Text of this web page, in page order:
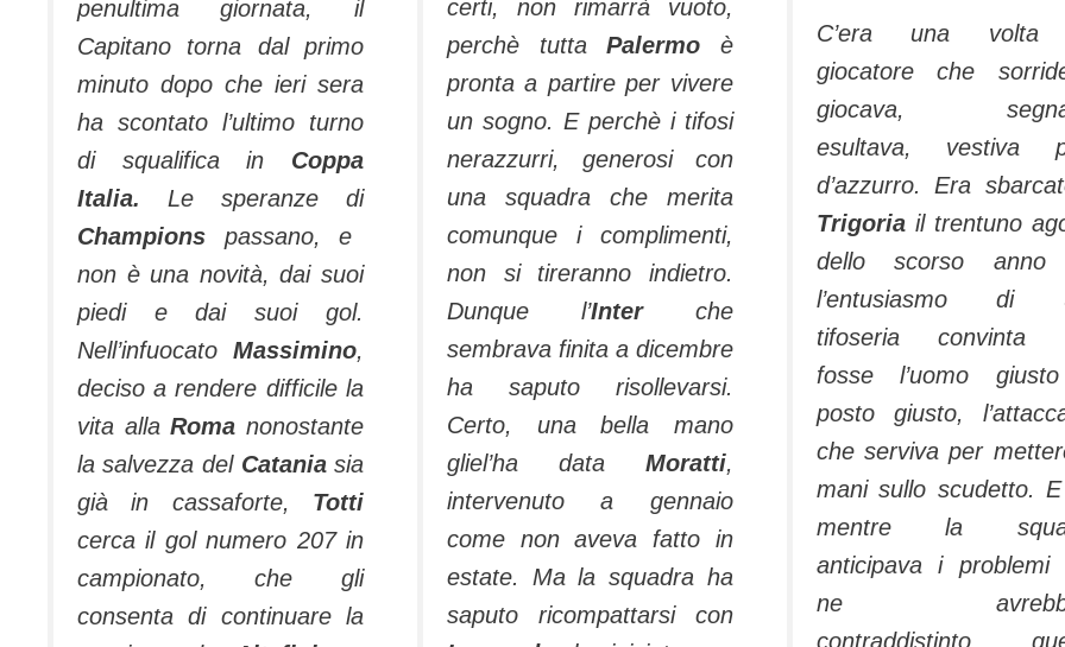
penultima giornata, il
Capitano torna dal primo
minuto dopo che ieri sera
ha scontato l’ultimo turno
di squalifica in Coppa
Italia. Le speranze di
Champions passano, e
non è una novità, dai suoi
piedi e dai suoi gol.
Nell’infuocato Massimino,
deciso a rendere difficile la
vita allaRoma nonostante
la salvezza del Cataniasia
già in cassaforte, Totti
cerca il gol numero 207 in
campionato, che gli
consenta di continuare la
certi, non rimarrà vuoto,
perchè tuttaPalermo è
pronta a partire per vivere
un sogno. E perchè i tifosi
nerazzurri, generosi con
una squadra che merita
comunque i complimenti,
non si tireranno indietro.
Dunque l’Inter che
sembrava finita a dicembre
ha saputo risollevarsi.
Certo, una bella mano
gliel’ha data Moratti,
intervenuto a gennaio
come non aveva fatto in
estate. Ma la squadra ha
saputo ricompattarsi con
C’era una volta
giocatore che
giocava,
esultava, vestiva
d’azzurro. Era
Trigoriail trentuno
dello scorso anno
l’entusiasmo di
tifoseria convinta
fosse l’uomo
posto giusto,
che serviva per
mani sullo scudetto.
mentre la
anticipava i problemi
ne
contraddistinto